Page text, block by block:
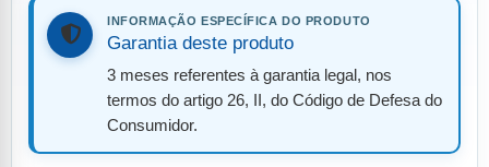
INFORMAÇÃO ESPECÍFICA DO PRODUTO
Garantia deste produto
3 meses referentes à garantia legal, nos
termos do artigo 26, II, do Código de Defesa do
Consumidor.